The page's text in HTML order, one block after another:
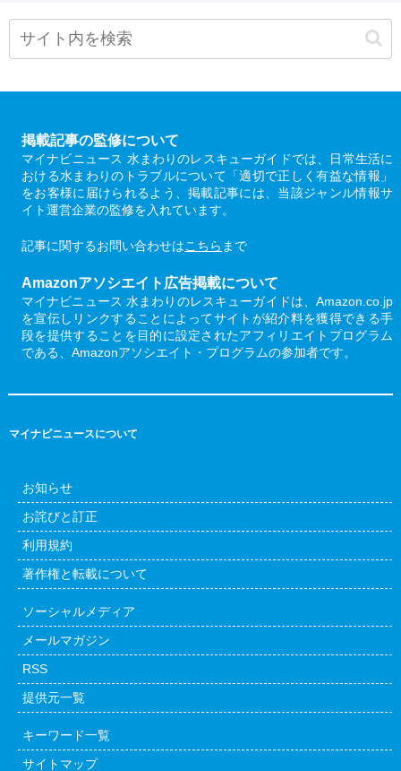
掲載記事の監修について
マイナビニュース 水まわりのレスキューガイドでは、日常生活に
おける水まわりのトラブルについて「適切で正しく有益な情報」
をお客様に届けられるよう、掲載記事には、当該ジャンル情報サ
イト運営企業の監修を入れています。
記事に関するお問い合わせはこちら まで
Amazonアソシエイト広告掲載について
マイナビニュース 水まわりのレスキューガイドは、Amazon.co.jp
を宣伝しリンクすることによってサイトが紹介料を獲得できる手
段を提供することを目的に設定されたアフィリエイトプログラム
である、Amazonアソシエイト・プログラムの参加者です。
マイナビニュースについて
お知らせ
お詫びと訂正
利用規約
著作権と転載について
ソーシャルメディア
メールマガジン
RSS
提供元一覧
キーワード一覧
サイトマップ